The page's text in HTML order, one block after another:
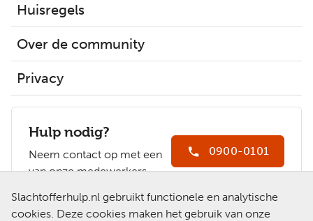
Slachtofferhulp.nl gebruikt functionele en analytische
cookies. Deze cookies maken het gebruik van onze
Huisregels
Over de community
Privacy
Hulp nodig?
Neem contact op met een
van onze medewerkers.
0900-0101
Slachtofferhulp.nl